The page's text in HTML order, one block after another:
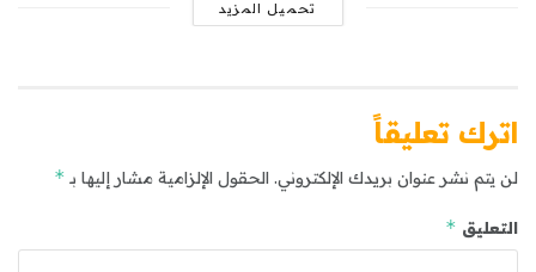
تحميل المزيد
اترك تعليقاً
لن يتم نشر عنوان بريدك الإلكتروني. الحقول الإلزامية مشار إليها بـ *
التعليق *